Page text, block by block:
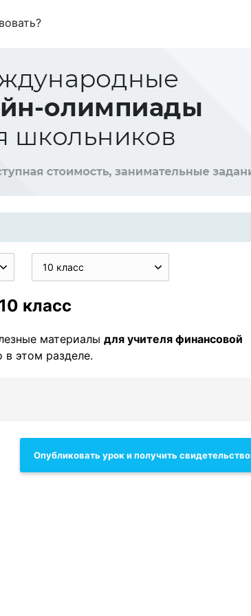
10 класс
класс
материалы для учителя финансовой
в этом разделе.
Опубликовать урок и получить свидетельство